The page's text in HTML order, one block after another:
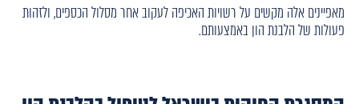
מאפיינים אלה מקשים על רשויות האכיפה לעקוב אחר מסלול הכספים, ולזהות
פעולות של הלבנת הון באמצעותם.